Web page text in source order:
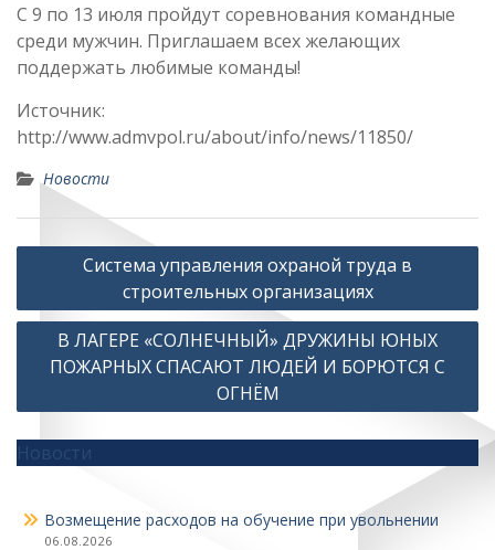
С 9 по 13 июля пройдут соревнования командные
среди мужчин. Приглашаем всех желающих
поддержать любимые команды!
Источник:
http://www.admvpol.ru/about/info/news/11850/
Новости
Навигация
записям
Система управления охраной труда в
строительных организациях
В ЛАГЕРЕ «СОЛНЕЧНЫЙ» ДРУЖИНЫ ЮНЫХ
ПОЖАРНЫХ СПАСАЮТ ЛЮДЕЙ И БОРЮТСЯ С
ОГНЁМ
Новости
Возмещение расходов на обучение при увольнении
06.08.2026